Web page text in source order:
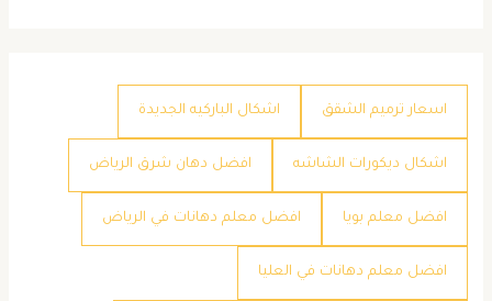
اسعار ترميم الشقق اشكال الباركيه الجديدة
اشكال ديكورات الشاشه افضل دهان شرق الرياض
افضل معلم بويا افضل معلم دهانات في الرياض
افضل معلم دهانات في العليا